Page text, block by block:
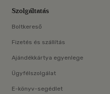
Szolgáltatás
Boltkereső
Fizetés és szállítás
Ajándékkártya egyenlege
Ügyfélszolgálat
E-könyv-segédlet